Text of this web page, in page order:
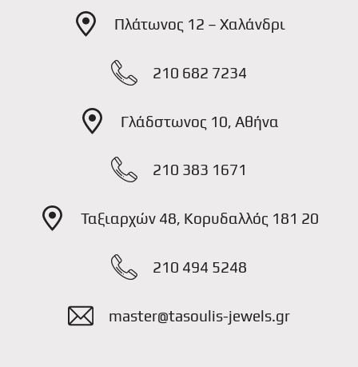
Πλάτωνος 12 – Χαλάνδρι
210 682 7234
Γλάδστωνος 10, Αθήνα
210 383 1671
Ταξιαρχών 48, Κορυδαλλός 181 20
210 494 5248
master@tasoulis-jewels.gr